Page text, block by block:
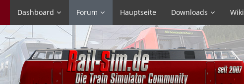
Dashboard Forum Hauptseite Downloads Wiki